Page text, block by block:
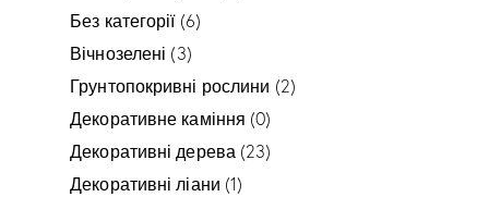
Без категорії (6)
Вічнозелені (3)
Грунтопокривні рослини (2)
Декоративне каміння (0)
Декоративні дерева (23)
Декоративні ліани (1)